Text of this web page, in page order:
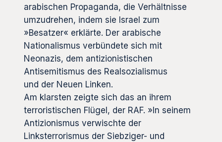
arabischen Propaganda, die Verhältnisse
umzudrehen, indem sie Israel zum
»Besatzer« erklärte. Der arabische
Nationalismus verbündete sich mit
Neonazis, dem antizionistischen
Antisemitismus des Realsozialismus
und der Neuen Linken.
Am klarsten zeigte sich das an ihrem
terroristischen Flügel, der RAF. »In seinem
Antizionismus verwischte der
Linksterrorismus der Siebziger- und